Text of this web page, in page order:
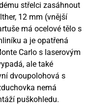
střelci zasáhnout
12 mm (vnější
má ocelové tělo s
a je opatřená
Carlo s laserovým
ale také
dvoupolohová s
nemá
puškohledu.